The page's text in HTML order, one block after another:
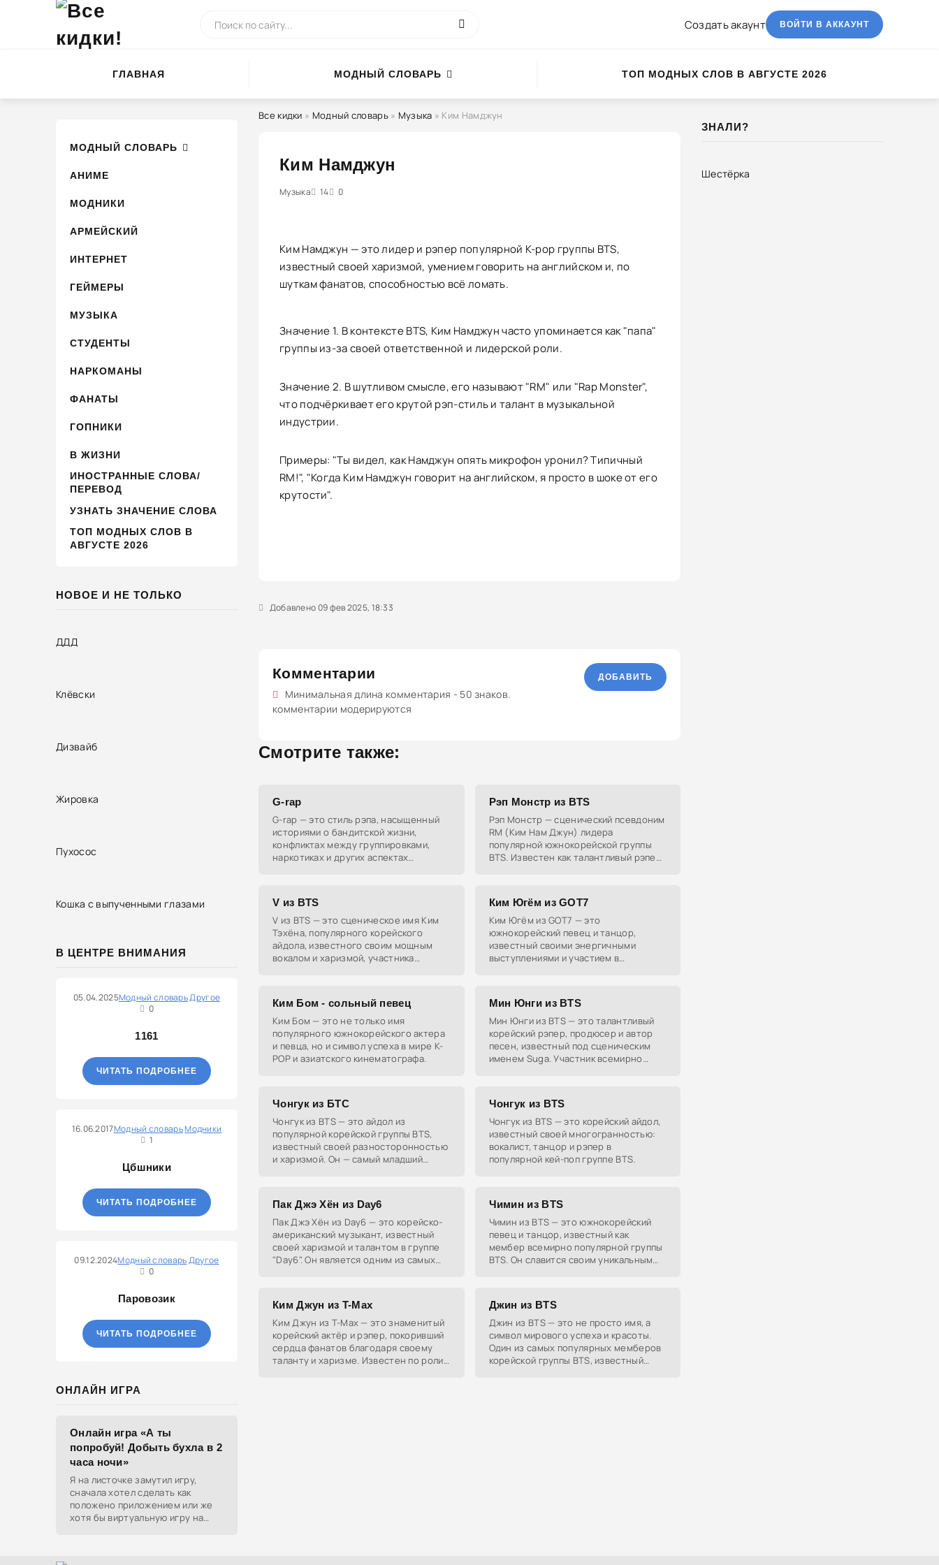
Создать акаунт ВОЙТИ В АККАУНТ
ГЛАВНАЯ МОДНЫЙ СЛОВАРЬ ТОП МОДНЫХ СЛОВ В АВГУСТЕ 2026
МОДНЫЙ СЛОВАРЬ
АНИМЕ
МОДНИКИ
АРМЕЙСКИЙ
ИНТЕРНЕТ
ГЕЙМЕРЫ
МУЗЫКА
СТУДЕНТЫ
НАРКОМАНЫ
ФАНАТЫ
ГОПНИКИ
В ЖИЗНИ
ИНОСТРАННЫЕ СЛОВА/
ПЕРЕВОД
УЗНАТЬ ЗНАЧЕНИЕ СЛОВА
ТОП МОДНЫХ СЛОВ В
АВГУСТЕ 2026
НОВОЕ И НЕ ТОЛЬКО
ДДД
Клёвски
Дизвайб
Жировка
Пухосос
Кошка с выпученными глазами
В ЦЕНТРЕ ВНИМАНИЯ
05.04.2025Модный словарьДругое
0
1161
ЧИТАТЬ ПОДРОБНЕЕ
16.06.2017Модный словарьМодники
1
Цбшники
ЧИТАТЬ ПОДРОБНЕЕ
09.12.2024Модный словарьДругое
0
Паровозик
ЧИТАТЬ ПОДРОБНЕЕ
ОНЛАЙН ИГРА
Онлайн игра «А ты
попробуй! Добыть бухла в 2
часа ночи»
Я на листочке замутил игру,
сначала хотел сделать как
положено приложением или же
хотя бы виртуальную игру на
Все кидки » Модный словарь» Музыка » Ким Намджун
Ким Намджун
Музыка 14 0
2 3 4 5
Ким Намджун — это лидер и рэпер популярной K-pop группы BTS,
известный своей харизмой, умением говорить на английском и, по
шуткам фанатов, способностью всё ломать.
Значение 1. В контексте BTS, Ким Намджун часто упоминается как "папа"
группы из-за своей ответственной и лидерской роли.
Значение 2. В шутливом смысле, его называют "RM" или "Rap Monster",
что подчёркивает его крутой рэп-стиль и талант в музыкальной
индустрии.
Примеры: "Ты видел, как Намджун опять микрофон уронил? Типичный
RM!", "Когда Ким Намджун говорит на английском, я просто в шоке от его
крутости".
Добавлено 09 фев 2025, 18:33
Комментарии
Минимальная длина комментария - 50 знаков.
комментарии модерируются
ДОБАВИТЬ
Смотрите также:
G-rap
G-rap — это стиль рэпа, насыщенный
историями о бандитской жизни,
конфликтах между группировками,
наркотиках и других аспектах
Рэп Монстр из BTS
Рэп Монстр — сценический псевдоним
RM (Ким Нам Джун) лидера
популярной южнокорейской группы
BTS. Известен как талантливый рэпер,
V из BTS
V из BTS — это сценическое имя Ким
Тэхёна, популярного корейского
айдола, известного своим мощным
вокалом и харизмой, участника
Ким Югём из GOT7
Ким Югём из GOT7 — это
южнокорейский певец и танцор,
известный своими энергичными
выступлениями и участием в
Ким Бом - сольный певец
Ким Бом — это не только имя
популярного южнокорейского актера
и певца, но и символ успеха в мире K-
POP и азиатского кинематографа.
Мин Юнги из BTS
Мин Юнги из BTS — это талантливый
корейский рэпер, продюсер и автор
песен, известный под сценическим
именем Suga. Участник всемирно
Чонгук из БТС
Чонгук из BTS — это айдол из
популярной корейской группы BTS,
известный своей разносторонностью
и харизмой. Он — самый младший
Чонгук из BTS
Чонгук из BTS — это корейский айдол,
известный своей многогранностью:
вокалист, танцор и рэпер в
популярной кей-поп группе BTS.
Пак Джэ Хён из Day6
Пак Джэ Хён из Day6 — это корейско-
американский музыкант, известный
своей харизмой и талантом в группе
"Day6". Он является одним из самых
Чимин из BTS
Чимин из BTS — это южнокорейский
певец и танцор, известный как
мембер всемирно популярной группы
BTS. Он славится своим уникальным
Ким Джун из T-Max
Ким Джун из T-Max — это знаменитый
корейский актёр и рэпер, покоривший
сердца фанатов благодаря своему
таланту и харизме. Известен по роли
Джин из BTS
Джин из BTS — это не просто имя, а
символ мирового успеха и красоты.
Один из самых популярных мемберов
корейской группы BTS, известный
ЗНАЛИ?
Шестёрка